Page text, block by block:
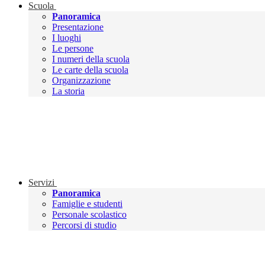
Scuola
Panoramica
Presentazione
I luoghi
Le persone
I numeri della scuola
Le carte della scuola
Organizzazione
La storia
Servizi
Panoramica
Famiglie e studenti
Personale scolastico
Percorsi di studio